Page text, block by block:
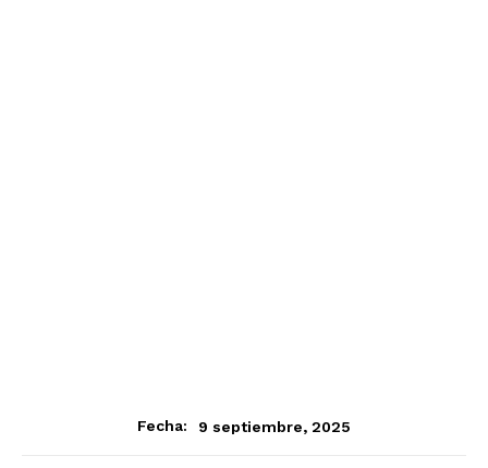
Fecha: 9 septiembre, 2025